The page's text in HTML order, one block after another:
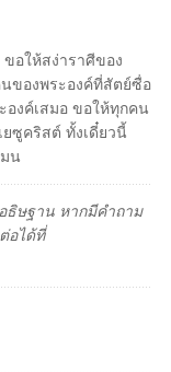
ขอให้สง่าราศีของ
ของพระองค์ที่สัตย์ซื่อ
องค์เสมอ ขอให้ทุกคน
ซูคริสต์ ทั้งเดี๋ยวนี้
น
ธิษฐาน หากมีคำถาม
อได้ที่